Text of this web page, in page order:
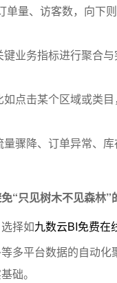
单量、访客数，向下
业务指标进行聚合
点击某个区域或类
骤降、订单异常、
“只见树木不见森林”
择如九数云BI免费在
多平台数据的自动化
础。